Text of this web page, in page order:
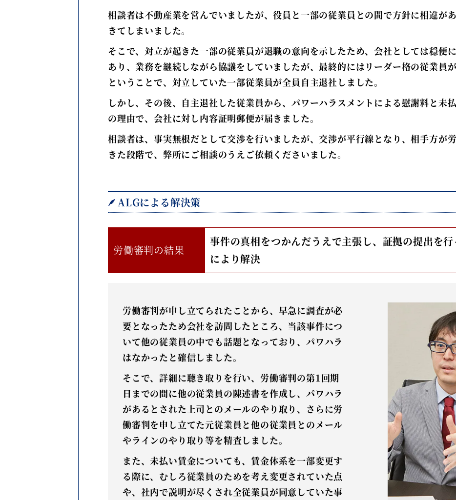
相談者は不動産業を営んでいましたが、役員と一部の従業員との間で方針に相違が
きてしまいました。
そこで、対立が起きた一部の従業員が退職の意向を示したため、会社としては穏便
あり、業務を継続しながら協議をしていましたが、最終的にはリーダー格の従業員
ということで、対立していた一部従業員が全員自主退社しました。
しかし、その後、自主退社した従業員から、パワーハラスメントによる慰謝料と未
の理由で、会社に対し内容証明郵便が届きました。
相談者は、事実無根だとして交渉を行いましたが、交渉が平行線となり、相手方が
きた段階で、弊所にご相談のうえご依頼くださいました。
ALGによる解決策
労働審判の結果
事件の真相をつかんだうえで主張し、証拠の提出を
により解決
労働審判が申し立てられたことから、早急に調査が必
要となったため会社を訪問したところ、当該事件につ
いて他の従業員の中でも話題となっており、パワハラ
はなかったと確信しました。
そこで、詳細に聴き取りを行い、労働審判の第1回期
日までの間に他の従業員の陳述書を作成し、パワハラ
があるとされた上司とのメールのやり取り、さらに労
働審判を申し立てた元従業員と他の従業員とのメール
やラインのやり取り等を精査しました。
また、未払い賃金についても、賃金体系を一部変更す
る際に、むしろ従業員のためを考え変更されていた点
や、社内で説明が尽くされ全従業員が同意していた事